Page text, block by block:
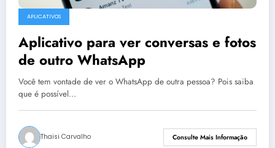
APLICATIVOS
Aplicativo para ver conversas e fotos
de outro WhatsApp
Você tem vontade de ver o WhatsApp de outra pessoa? Pois saiba
que é possível…
Thaisi Carvalho Consulte Mais Informação